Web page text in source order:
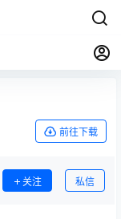
前往下载
关注 私信